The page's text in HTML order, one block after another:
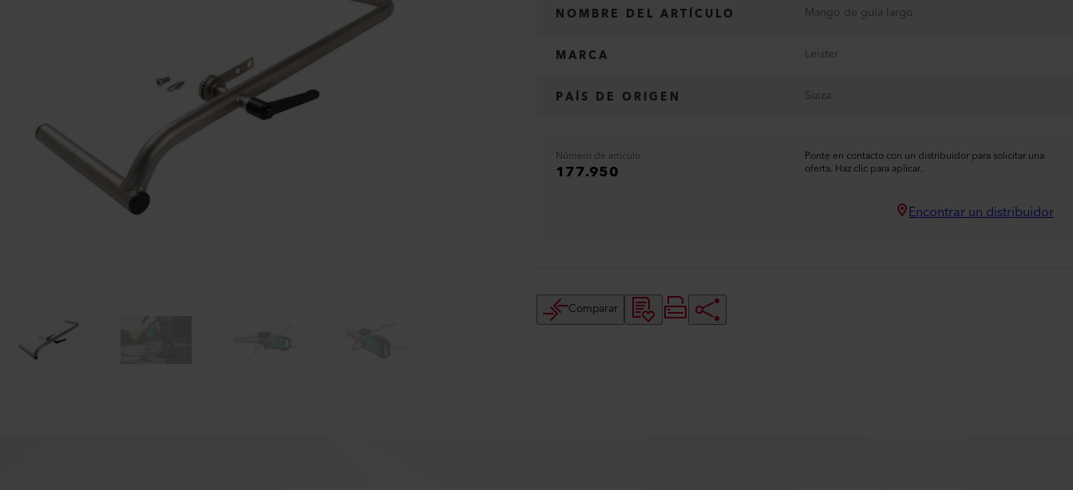
NOMBRE DEL ARTÍCULO Mango de guía largo
MARCA Leister
PAÍS DE ORIGEN Suiza
Número de artículo
177.950
Ponte en contacto con un distribuidor para solicitar una
oferta. Haz clic para aplicar.
Encontrar un distribuidor
Comparar